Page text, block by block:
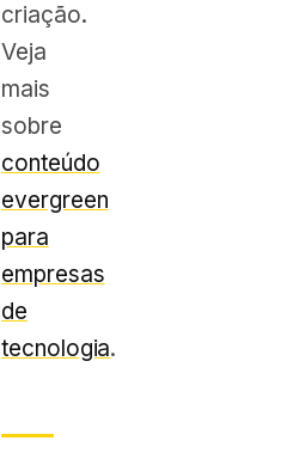
criação.
Veja
mais
sobre
conteúdo
evergreen
para
empresas
de
tecnologia.